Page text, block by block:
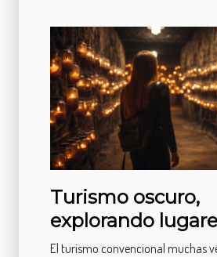
Turismo oscuro,
explorando
pasado trágico
El turismo convencional muchas